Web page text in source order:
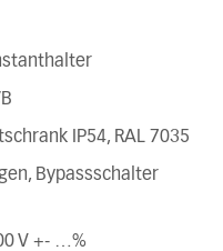
IP54, RAL 7035
Bypassschalter
V +- …%